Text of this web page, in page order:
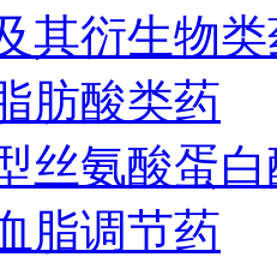
其衍生物
肪酸类药
丝氨酸蛋
脂调节药